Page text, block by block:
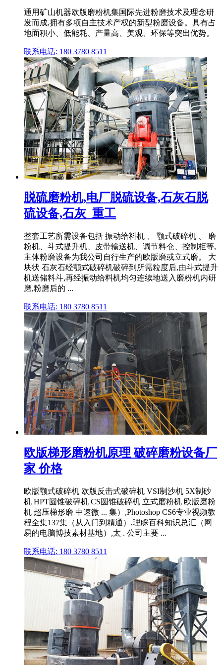
通用矿山机器欧版磨粉机集国际先进粉磨技术及理念研
发而成,拥有多项自主技术产权的新型粉磨设备。具有占
地面积小、低能耗、产量高、美观、环保等突出优势。
联系电话: 180 3780 8511
脱硫磨粉机,电厂脱硫设备,石灰石脱
硫设备,石灰_重工
整套工艺所需设备包括 振动给料机 、 颚式破碎机 、 磨
粉机、斗式提升机、皮带输送机、调节料仓、控制柜等,
主体粉磨设备为我公司自行生产的欧版磨或立式磨。 大
块状 石灰石经颚式破碎机破碎到所需粒度后,由斗式提升
机送储料斗,再经振动给料机均匀连续地送入磨粉机内研
磨,粉磨后的 ...
联系电话: 180 3780 8511
欧版梯形磨粉机原理 破碎磨粉设备厂
家 价格
欧版颚式破碎机 欧版反击式破碎机 VSI制沙机 5X制砂
机 HPT圆锥破碎机 CS圆锥破碎机 立式磨粉机 欧版磨粉
机 超压梯形磨 中速微 ... 集）,Photoshop CS6专业视频教
程全集137集（从入门到精通）,理睬百科知识总汇（网
易的电脑博技素材基地）,太 . 公司主要 ...
联系电话: 180 3780 8511